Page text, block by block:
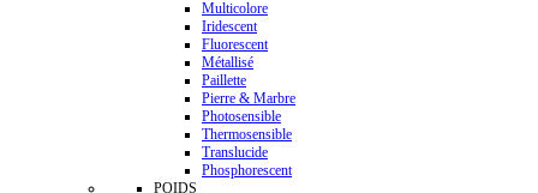
Multicolore
Iridescent
Fluorescent
Métallisé
Paillette
Pierre & Marbre
Photosensible
Thermosensible
Translucide
Phosphorescent
POIDS